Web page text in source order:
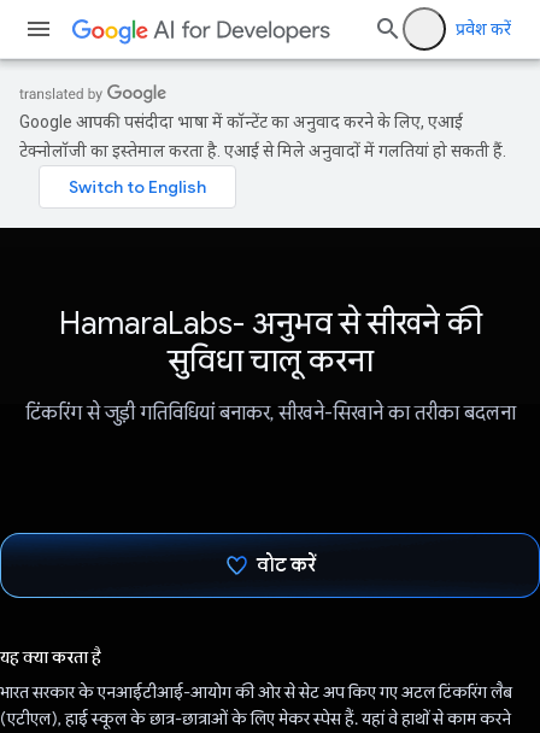
प्रवेश करें
Google आपकी पसंदीदा भाषा में कॉन्टेंट का अनुवाद करने के लिए, एआई
टेक्नोलॉजी का इस्तेमाल करता है. एआई से मिले अनुवादों में गलतियां हो सकती हैं.
HamaraLabs- अनुभव से सीखने की
सुविधा चालू करना
टिंकरिंग से जुड़ी गतिविधियां बनाकर, सीखने-सिखाने का तरीका बदलना
वोट करें
यह क्या करता है
भारत सरकार के एनआईटीआई-आयोग की ओर से सेट अप किए गए अटल टिंकरिंग लैब
(एटीएल), हाई स्कूल के छात्र-छात्राओं के लिए मेकर स्पेस हैं. यहां वे हाथों से काम करने